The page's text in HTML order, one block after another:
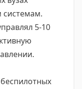
системам.
5-10